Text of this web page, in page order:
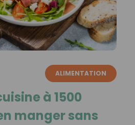
ALIMENTATION
à 1500
manger sans